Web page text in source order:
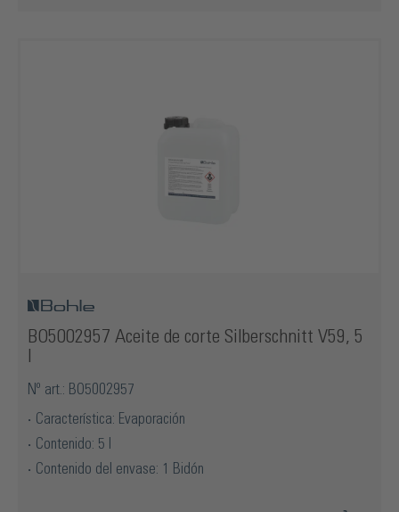
BO5002957 Aceite de corte Silberschnitt V59, 5
Nº art.: BO5002957
Característica: Evaporación
Contenido: 5 l
Contenido del envase: 1 Bidón